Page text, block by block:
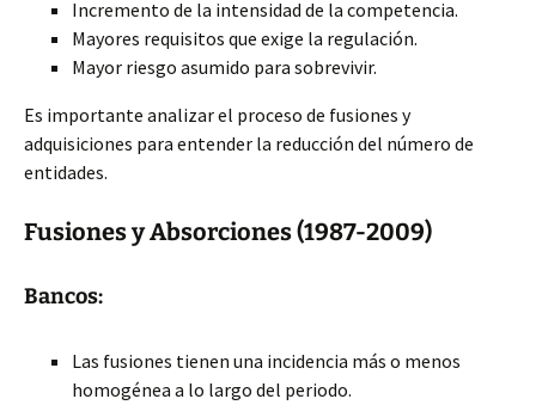
Incremento de la intensidad de la competencia.
Mayores requisitos que exige la regulación.
Mayor riesgo asumido para sobrevivir.
Es importante analizar el proceso de fusiones y
adquisiciones para entender la reducción del número de
entidades.
Fusiones y Absorciones (1987-2009)
Bancos:
Las fusiones tienen una incidencia más o menos
homogénea a lo largo del periodo.